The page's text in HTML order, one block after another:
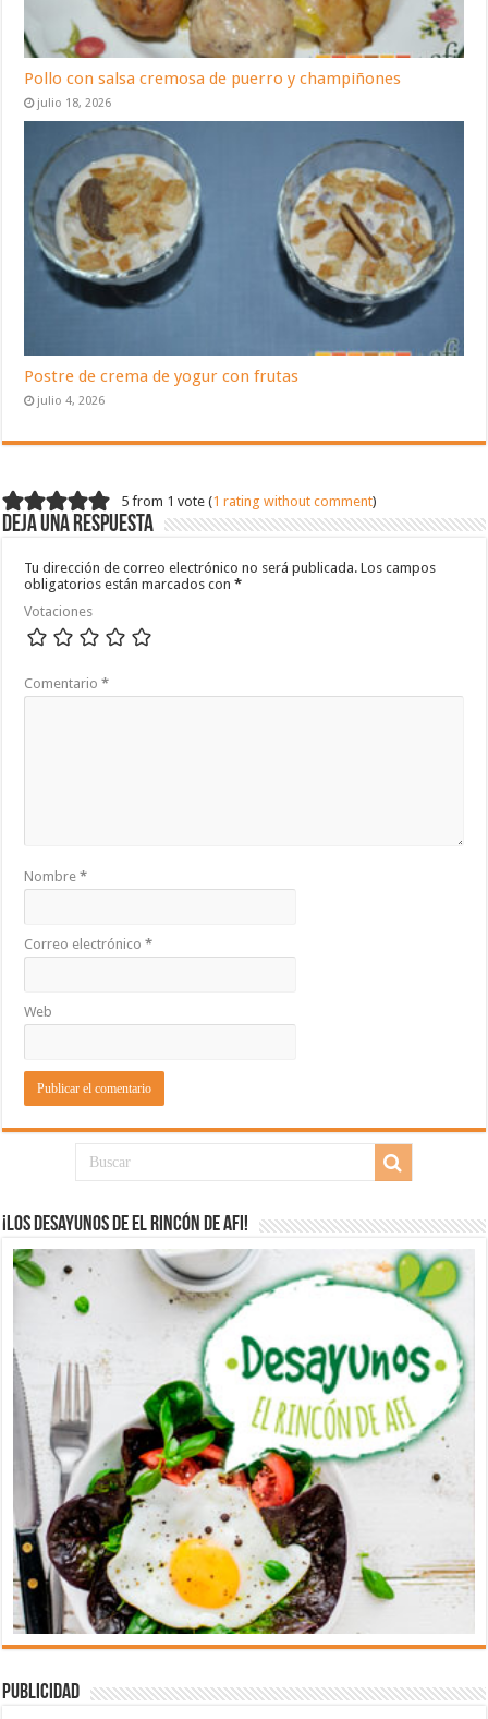
Pollo con salsa cremosa de puerro y champiñones
julio 18, 2026
Postre de crema de yogur con frutas
julio 4, 2026
5 from 1 vote (1 rating without comment)
Deja una respuesta
Tu dirección de correo electrónico no será publicada. Los campos
obligatorios están marcados con*
Votaciones
Comentario*
Nombre*
Correo electrónico*
Web
¡Los desayunos de El Rincón de Afi!
Publicidad